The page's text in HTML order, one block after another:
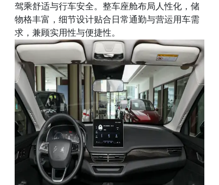
驾乘舒适与行车安全。整车座舱布局人性化，储
物格丰富，细节设计贴合日常通勤与营运用车需
求，兼顾实用性与便捷性。